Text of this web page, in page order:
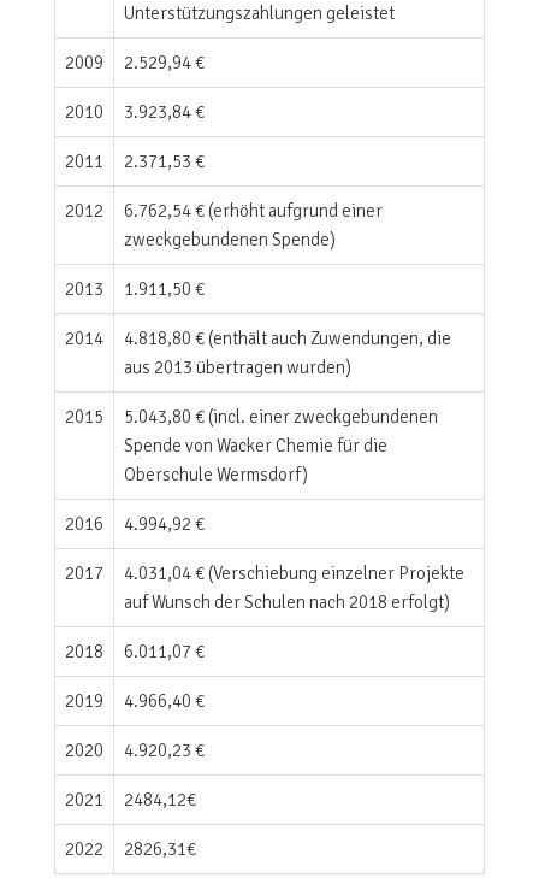
Unterstützungszahlungen geleistet
2009 2.529,94 €
2010 3.923,84 €
2011 2.371,53 €
2012
6.762,54 € (erhöht aufgrund einer
zweckgebundenen Spende)
2013 1.911,50 €
2014
4.818,80 € (enthält auch Zuwendungen, die
aus 2013 übertragen wurden)
2015
5.043,80 € (incl. einer zweckgebundenen
Spende von Wacker Chemie für die
Oberschule Wermsdorf)
2016 4.994,92 €
2017
4.031,04 € (Verschiebung einzelner Projekte
auf Wunsch der Schulen nach 2018 erfolgt)
2018 6.011,07 €
2019 4.966,40 €
2020 4.920,23 €
2021 2484,12€
2022 2826,31€